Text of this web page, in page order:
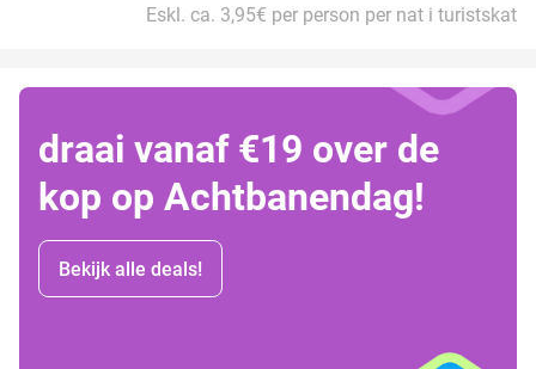
Eskl. ca. 3,95€ per person per nat i turistskat
draai vanaf €19 over de
kop op Achtbanendag!
Bekijk alle deals!